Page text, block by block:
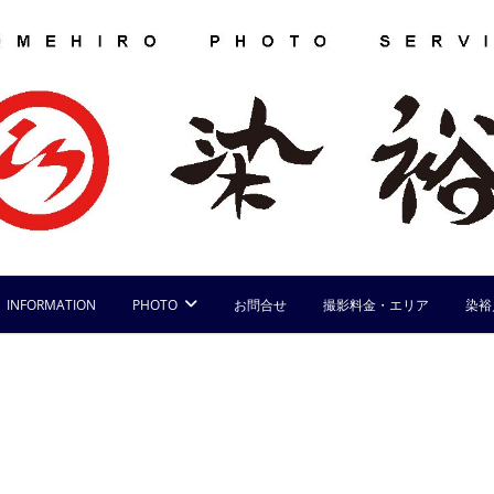
INFORMATION PHOTO お問合せ 撮影料金・エリア 染